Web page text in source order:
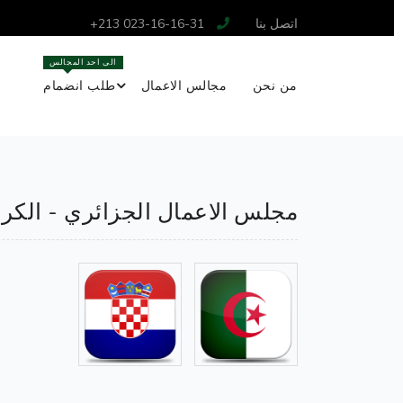
اتصل بنا +213 023-16-16-31
من نحن مجالس الاعمال طلب انضمام
الى احد المجالس
مجلس الاعمال الجزائري -